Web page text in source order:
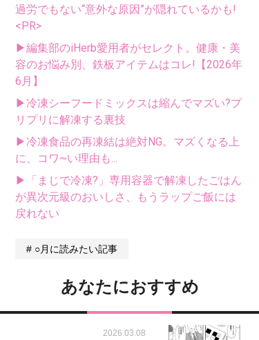
過労でもない“意外な原因”が隠れているかも!
<PR>
▶編集部のiHerb愛用者がセレクト。健康・美
容のお悩み別、鉄板アイテムはコレ!【2026年
6月】
▶冷凍シーフードミックスは縮んでマズい?プ
リプリに解凍する裏技
▶冷凍食品の再凍結は絶対NG。マズくなる上
に、コワ~い理由も...
▶「まじで冷凍?」専用容器で解凍したごはん
が異次元級のおいしさ、もうラップご飯には
戻れない
○月に読みたい記事
あなたにおすすめ
2026.03.08